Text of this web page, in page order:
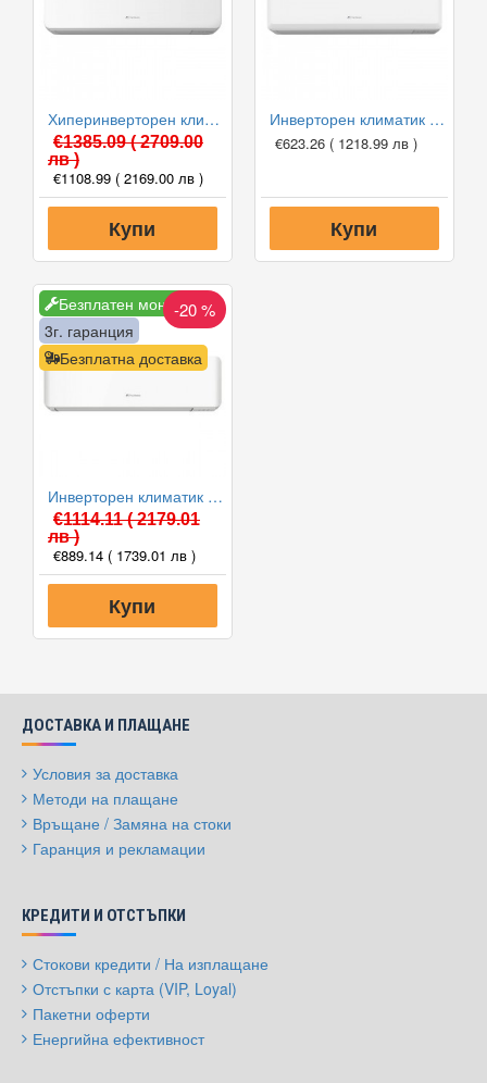
Хиперинверторен климатик Fuji Electric RSG12KGTB(E) /ROG12KGCA, 12000 BTU, Клас A+++
€1385.09( 2709.00
лв )
€1108.99 ( 2169.00 лв )
Купи
Инверторен климатик Fuji Electric RSG09KPCA/ROG09KPCA, 9000 BTU, Клас A++
€623.26 ( 1218.99 лв )
Купи
Безплатен монтаж
Безплатна доставка
3г. гаранция
-20 %
Инверторен климатик Fuji Electric RSG12KMCE/ROG12KMCC, 12000 BTU, Клас A++
€1114.11( 2179.01
лв )
€889.14 ( 1739.01 лв )
Купи
ДОСТАВКА И ПЛАЩАНЕ
Условия за доставка
Методи на плащане
Връщане / Замяна на стоки
Гаранция и рекламации
КРЕДИТИ И ОТСТЪПКИ
Стокови кредити / На изплащане
Отстъпки с карта (VIP, Loyal)
Пакетни оферти
Енергийна ефективност